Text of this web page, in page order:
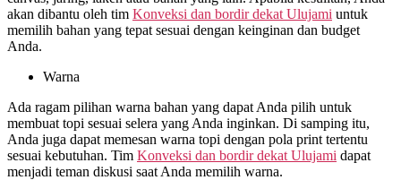
akan dibantu oleh tim Konveksi dan bordir dekat Ulujami untuk
memilih bahan yang tepat sesuai dengan keinginan dan budget
Anda.
Warna
Ada ragam pilihan warna bahan yang dapat Anda pilih untuk
membuat topi sesuai selera yang Anda inginkan. Di samping itu,
Anda juga dapat memesan warna topi dengan pola print tertentu
sesuai kebutuhan. Tim Konveksi dan bordir dekat Ulujami dapat
menjadi teman diskusi saat Anda memilih warna.